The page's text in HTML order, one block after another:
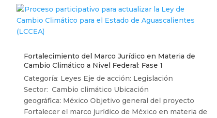
Fortalecimiento del Marco Jurídico en Materia de
Cambio Climático a Nivel Federal: Fase 1
Categoría: Leyes Eje de acción: Legislación
Sector: Cambio climático Ubicación
geográfica: México Objetivo general del proyecto
Fortalecer el marco jurídico de México en materia de